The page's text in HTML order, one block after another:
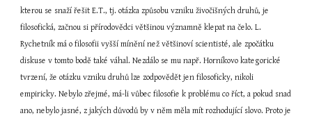
kterou se snaží řešit E.T., tj. otázka způsobu vzniku živočišných druhů, je
filosofická, začnou si přírodovědci většinou významně klepat na čelo. L.
Rychetník má o filosofii vyšší mínění než většinoví scientisté, ale zpočátku
diskuse v tomto bodě také váhal. Nezdálo se mu např. Horníkovo kategorické
tvrzení, že otázku vzniku druhů lze zodpovědět jen filosoficky, nikoli
empiricky. Nebylo zřejmé, má-li vůbec filosofie k problému co říct, a pokud snad
ano, nebylo jasné, z jakých důvodů by v něm měla mít rozhodující slovo. Proto je